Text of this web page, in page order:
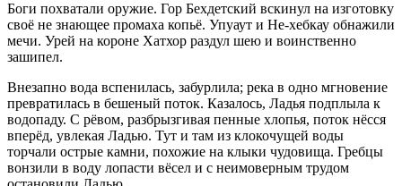
Боги похватали оружие. Гор Бехдетский вскинул на изготовку
своё не знающее промаха копьё. Упуаут и Не-хебкау обнажили
мечи. Урей на короне Хатхор раздул шею и воинственно
зашипел.
Внезапно вода вспенилась, забурлила; река в одно мгновение
превратилась в бешеный поток. Казалось, Ладья подплыла к
водопаду. С рёвом, разбрызгивая пенные хлопья, поток нёсся
вперёд, увлекая Ладью. Тут и там из клокочущей воды
торчали острые камни, похожие на клыки чудовища. Гребцы
вонзили в воду лопасти вёсел и с неимоверным трудом